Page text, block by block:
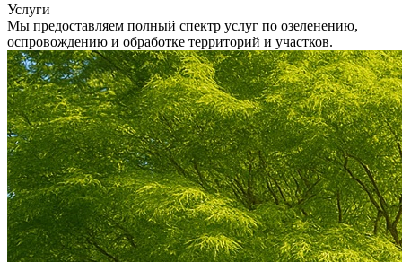
Услуги
Мы предоставляем полный спектр услуг по озеленению,
оспровождению и обработке территорий и участков.